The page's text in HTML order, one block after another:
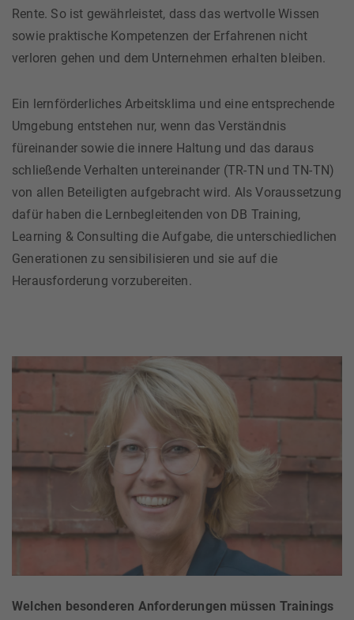
Rente. So ist gewährleistet, dass das wertvolle Wissen
sowie praktische Kompetenzen der Erfahrenen nicht
verloren gehen und dem Unternehmen erhalten bleiben.
Ein lernförderliches Arbeitsklima und eine entsprechende
Umgebung entstehen nur, wenn das Verständnis
füreinander sowie die innere Haltung und das daraus
schließende Verhalten untereinander (TR-TN und TN-TN)
von allen Beteiligten aufgebracht wird. Als Voraussetzung
dafür haben die Lernbegleitenden von DB Training,
Learning & Consulting die Aufgabe, die unterschiedlichen
Generationen zu sensibilisieren und sie auf die
Herausforderung vorzubereiten.
Welchen besonderen Anforderungen müssen Trainings